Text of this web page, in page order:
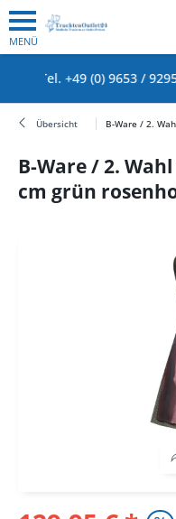
MENÜ
/ 929560
Übersicht B-Ware / 2.
B-Ware / 2.
cm grün